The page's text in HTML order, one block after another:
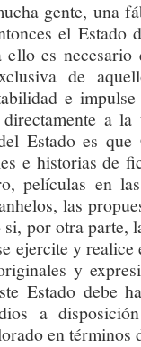
gente, una
el Estado
es necesario
de
e
a
Estado es que
e historias de
películas en
las
por otra parte,
ejercite y realice
y
Estado debe
a
en términos